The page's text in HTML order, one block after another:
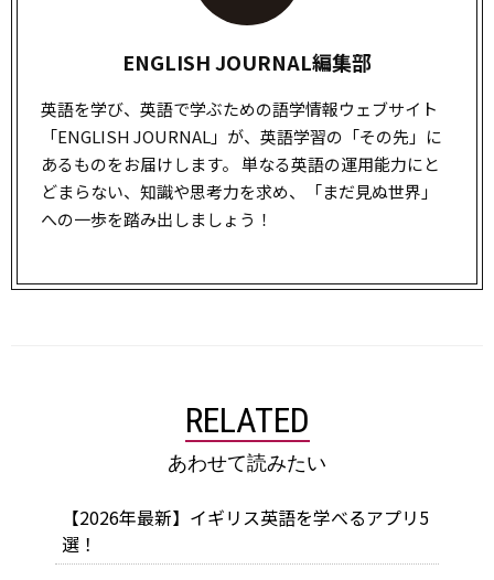
ENGLISH JOURNAL編集部
英語を学び、英語で学ぶための語学情報ウェブサイト
「ENGLISH JOURNAL」が、英語学習の「その先」に
あるものをお届けします。 単なる英語の運用能力にと
どまらない、知識や思考力を求め、「まだ見ぬ世界」
への一歩を踏み出しましょう！
RELATED
あわせて読みたい
【2026年最新】イギリス英語を学べるアプリ5
選！